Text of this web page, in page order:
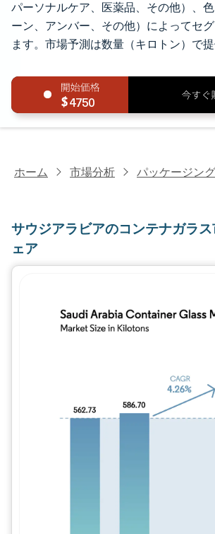
パーソナルケア、医薬品、その他）、
ーン、アンバー、その他）によってセ
ます。市場予測は数量（キロトン）で提
4750
ホーム 市場分析 パッケージン
サウジアラビアのコンテナガラ
ェア